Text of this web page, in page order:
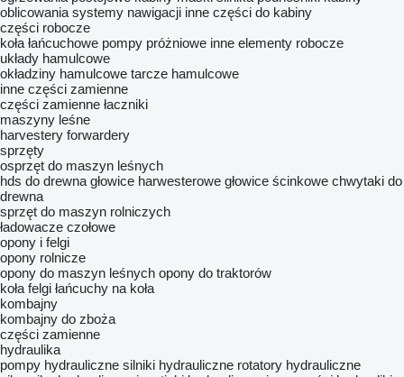
oblicowania systemy nawigacji inne części do kabiny
części robocze
koła łańcuchowe pompy próżniowe inne elementy robocze
układy hamulcowe
okładziny hamulcowe tarcze hamulcowe
inne części zamienne
części zamienne łaczniki
maszyny leśne
harvestery forwardery
sprzęty
osprzęt do maszyn leśnych
hds do drewna głowice harwesterowe głowice ścinkowe chwytaki do
drewna
sprzęt do maszyn rolniczych
ładowacze czołowe
opony i felgi
opony rolnicze
opony do maszyn leśnych opony do traktorów
koła felgi łańcuchy na koła
kombajny
kombajny do zboża
części zamienne
hydraulika
pompy hydrauliczne silniki hydrauliczne rotatory hydrauliczne